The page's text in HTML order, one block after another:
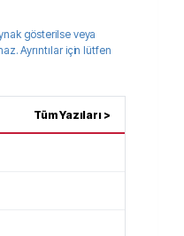
gösterilse veya
Ayrıntılar için lütfen
Tüm Yazıları >